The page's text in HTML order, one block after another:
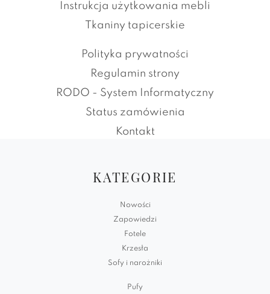
Instrukcja użytkowania mebli
Tkaniny tapicerskie
Polityka prywatności
Regulamin strony
RODO - System Informatyczny
Status zamówienia
Kontakt
KATEGORIE
Nowości
Zapowiedzi
Fotele
Krzesła
Sofy i narożniki
Pufy